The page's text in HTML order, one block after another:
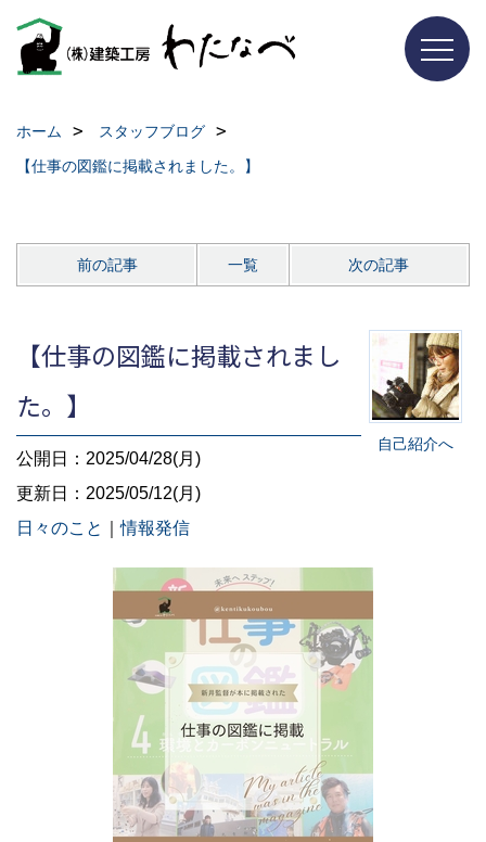
ホーム
スタッフブログ
【仕事の図鑑に掲載されました。】
前の記事 一覧 次の記事
自己紹介へ
【仕事の図鑑に掲載されまし
た。】
公開日：2025/04/28(月)
更新日：2025/05/12(月)
日々のこと
｜情報発信